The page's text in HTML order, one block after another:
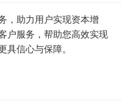
，助力用户实现资本增
户服务，帮助您高效实现
信心与保障。